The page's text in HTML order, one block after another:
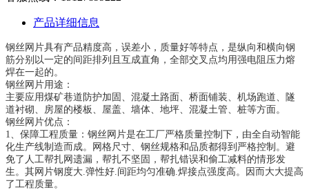
产品详细信息
钢丝网片具有产品精度高，误差小，质量好等特点，是纵向和横向钢
筋分别以一定的间距排列且互成直角，全部交叉点均用强电阻压力熔
焊在一起的。
钢丝网片用途：
主要应用煤矿巷道防护加固、混凝土路面、桥面铺装、机场跑道、隧
道衬砌、房屋的楼板、屋盖、墙体、地坪、混凝土管、桩等方面。
钢丝网片优点：
1、保障工程质量：钢丝网片是在工厂严格质量控制下，由全自动智能
化生产线制造而成。网格尺寸、钢丝规格和品质都得到严格控制。避
免了人工帮扎网遗漏，帮扎不坚固，帮扎错误和偷工减料的情形发
生。其网片钢度大.弹性好.间距均匀准确.焊接点强度高。因而大大提高
了工程质量。